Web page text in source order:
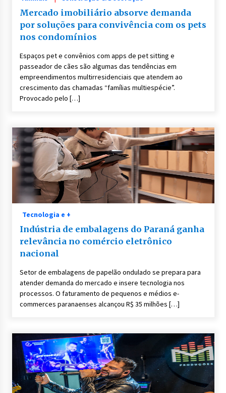
Mercado imobiliário absorve demanda
por soluções para convivência com os pets
nos condomínios
Espaços pet e convênios com apps de pet sitting e
passeador de cães são algumas das tendências em
empreendimentos multirresidenciais que atendem ao
crescimento das chamadas “famílias multiespécie”.
Provocado pelo […]
Tecnologia e +
Indústria de embalagens do Paraná ganha
relevância no comércio eletrônico
nacional
Setor de embalagens de papelão ondulado se prepara para
atender demanda do mercado e insere tecnologia nos
processos. O faturamento de pequenos e médios e-
commerces paranaenses alcançou R$ 35 milhões […]